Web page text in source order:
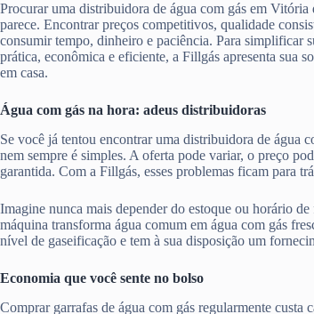
Procurar uma distribuidora de água com gás em
parece. Encontrar preços competitivos, qualidade
consumir tempo, dinheiro e paciência. Para simplificar
prática, econômica e eficiente, a Fillgás apresenta sua
em casa.
Água com gás na hora: adeus distribuidoras
Se você já tentou encontrar uma distribuidora de água
nem sempre é simples. A oferta pode variar, o preço
garantida. Com a Fillgás, esses problemas ficam para
Imagine nunca mais depender do estoque ou horário
máquina transforma água comum em água com gás
nível de gaseificação e tem à sua disposição um
Economia que você sente no bolso
Comprar garrafas de água com gás regularmente custa